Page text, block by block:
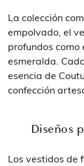
La colección
empolvado, el
profundos como
esmeralda.
esencia de
confección
Diseños
Los vestidos de